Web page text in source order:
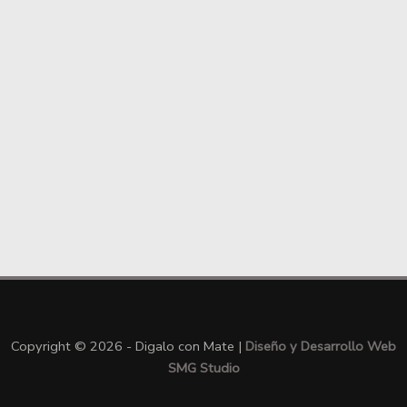
Copyright © 2026 - Digalo con Mate | Diseño y Desarrollo Web
SMG Studio